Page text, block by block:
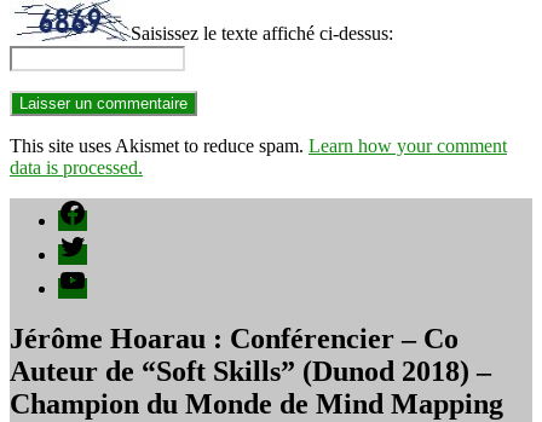
Saisissez le texte affiché ci-dessus:
This site uses Akismet to reduce spam. Learn how your comment
data is processed.
Facebook
Twitter
YouTube
Jérôme Hoarau : Conférencier – Co
Auteur de “Soft Skills” (Dunod 2018) –
Champion du Monde de Mind Mapping